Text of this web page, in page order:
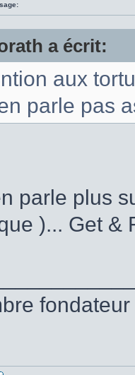
a écrit:
aux
parle pas
parle plus
)... Get &